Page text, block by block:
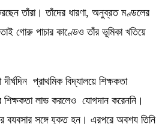
তাঁরা। তাঁদের ধারণা, অনুব্রত মণ্ডলের
তাই গোরু পাচার কাণ্ডেও তাঁর ভূমিকা খতিয়ে
প্রাথমিক বিদ্যালয়ে শিক্ষকতা
শিক্ষকতা লাভ করলেও যোগদান করেননি।
ব্যবসার সঙ্গে যুক্ত হন। এরপরে অবশ্য তিনি